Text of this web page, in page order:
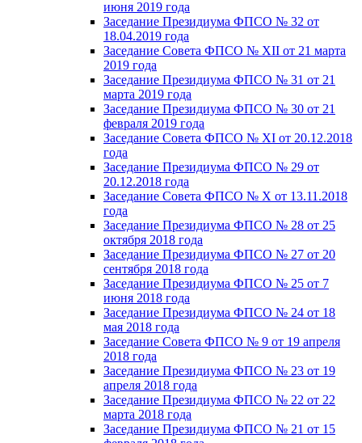
июня 2019 года
Заседание Президиума ФПСО № 32 от
18.04.2019 года
Заседание Совета ФПСО № XII от 21 марта
2019 года
Заседание Президиума ФПСО № 31 от 21
марта 2019 года
Заседание Президиума ФПСО № 30 от 21
февраля 2019 года
Заседание Совета ФПСО № XI от 20.12.2018
года
Заседание Президиума ФПСО № 29 от
20.12.2018 года
Заседание Совета ФПСО № X от 13.11.2018
года
Заседание Президиума ФПСО № 28 от 25
октября 2018 года
Заседание Президиума ФПСО № 27 от 20
сентября 2018 года
Заседание Президиума ФПСО № 25 от 7
июня 2018 года
Заседание Президиума ФПСО № 24 от 18
мая 2018 года
Заседание Совета ФПСО № 9 от 19 апреля
2018 года
Заседание Президиума ФПСО № 23 от 19
апреля 2018 года
Заседание Президиума ФПСО № 22 от 22
марта 2018 года
Заседание Президиума ФПСО № 21 от 15